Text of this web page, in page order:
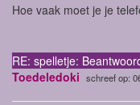
Hoe vaak moet je je
RE: spelletje:
Toedeledoki schreef op: